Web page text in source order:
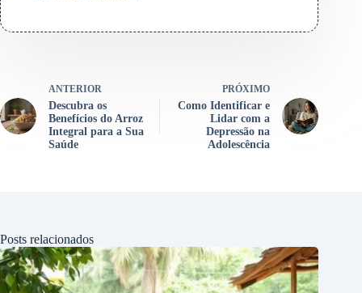
ANTERIOR
Descubra os
Benefícios do Arroz
Integral para a Sua
Saúde
PRÓXIMO
Como Identificar e
Lidar com a
Depressão na
Adolescência
Posts relacionados